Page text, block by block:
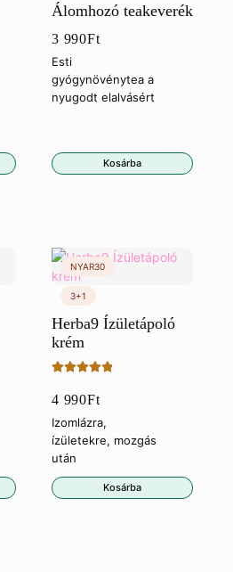
Álomhozó teakeverék
3 990Ft
Esti
gyógynövénytea a
nyugodt elalvásért
Kosárba
Herba9 Ízületápoló
krém
5.00/ 5
4 990Ft
Izomlázra,
ízületekre, mozgás
után
Kosárba